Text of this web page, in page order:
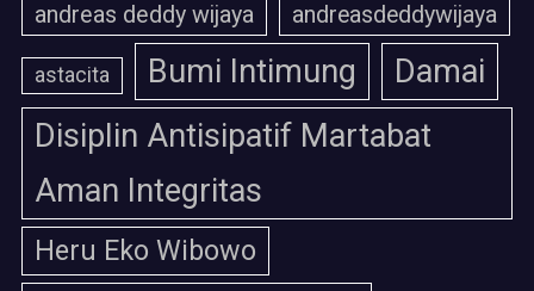
andreas deddy wijaya andreasdeddywijaya
astacita Bumi Intimung
Damai
Disiplin Antisipatif Martabat
Aman Integritas
Heru Eko Wibowo